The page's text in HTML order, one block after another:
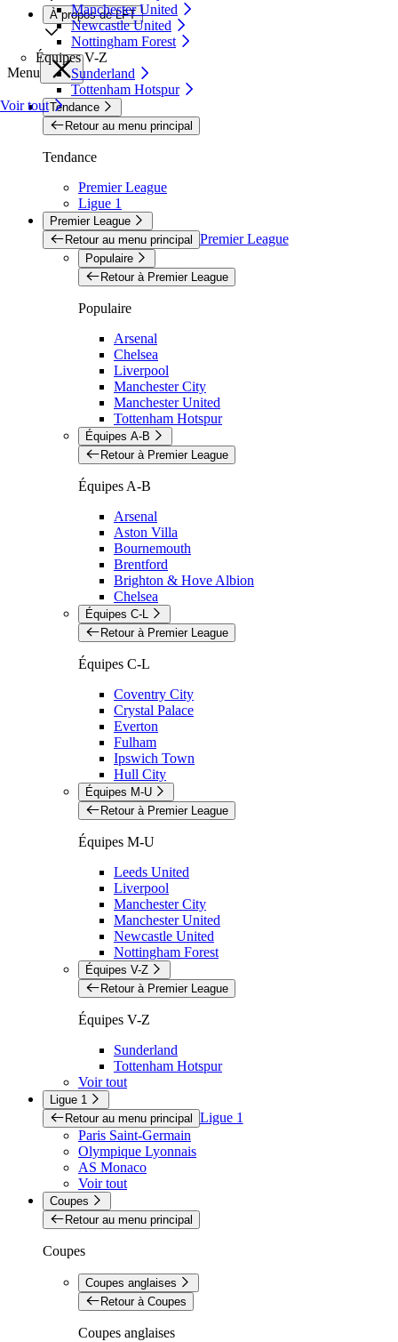
Manchester United
Newcastle United
Nottingham Forest
Équipes V-Z
Sunderland
Tottenham Hotspur
Voir tout
À propos de LFT
Menu
Tendance
Retour au menu principal
Tendance
Premier League
Ligue 1
Premier League
Retour au menu principal Premier League
Populaire
Retour à Premier League
Populaire
Arsenal
Chelsea
Liverpool
Manchester City
Manchester United
Tottenham Hotspur
Équipes A-B
Retour à Premier League
Équipes A-B
Arsenal
Aston Villa
Bournemouth
Brentford
Brighton & Hove Albion
Chelsea
Équipes C-L
Retour à Premier League
Équipes C-L
Coventry City
Crystal Palace
Everton
Fulham
Ipswich Town
Hull City
Équipes M-U
Retour à Premier League
Équipes M-U
Leeds United
Liverpool
Manchester City
Manchester United
Newcastle United
Nottingham Forest
Équipes V-Z
Retour à Premier League
Équipes V-Z
Sunderland
Tottenham Hotspur
Voir tout
Ligue 1
Retour au menu principal Ligue 1
Paris Saint-Germain
Olympique Lyonnais
AS Monaco
Voir tout
Coupes
Retour au menu principal
Coupes
Coupes anglaises
Retour à Coupes
Coupes anglaises